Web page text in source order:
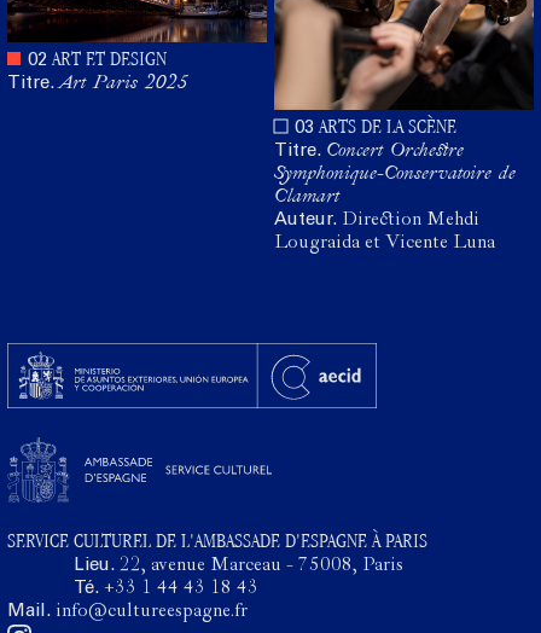
02 ART ET DESIGN
Titre. Art Paris 2025
03 ARTS DE LA SCÈNE
Titre. Concert Orchestre
Symphonique-Conservatoire de
Clamart
Auteur. Direction Mehdi
Lougraida et Vicente Luna
SERVICE CULTUREL DE L'AMBASSADE D'ESPAGNE À PARIS
Lieu. 22, avenue Marceau - 75008, Paris
Té. +33 1 44 43 18 43
Mail. info@cultureespagne.fr